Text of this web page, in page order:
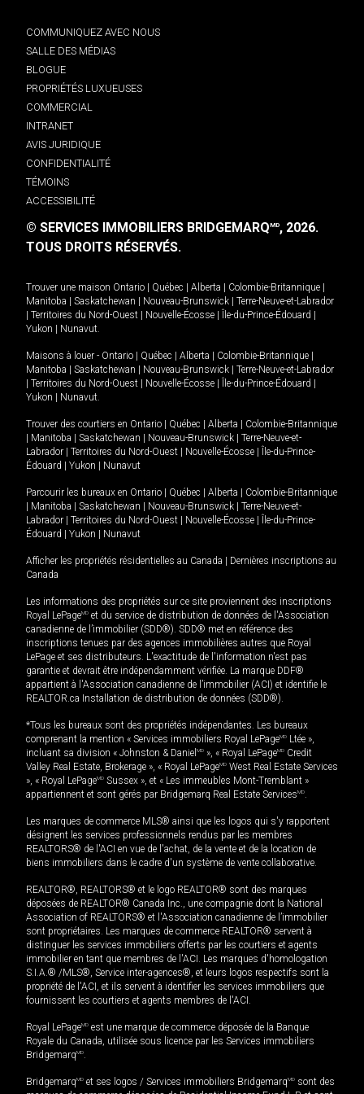
COMMUNIQUEZ AVEC NOUS
SALLE DES MÉDIAS
BLOGUE
PROPRIÉTÉS LUXUEUSES
COMMERCIAL
INTRANET
AVIS JURIDIQUE
CONFIDENTIALITÉ
TÉMOINS
ACCESSIBILITÉ
© SERVICES IMMOBILIERS BRIDGEMARQMD, 2026.
TOUS DROITS RÉSERVÉS.
Trouver une maison Ontario Québec Alberta Colombie-Britannique
Manitoba
Saskatchewan Nouveau-Brunswick
Terre-Neuve-et-Labrador
Territoires du Nord-Ouest Nouvelle-Écosse Île-du-Prince-Édouard
Yukon
Nunavut.
Maisons à louer - Ontario Québec Alberta Colombie-Britannique
Manitoba
Saskatchewan Nouveau-Brunswick
Terre-Neuve-et-Labrador
Territoires du Nord-Ouest Nouvelle-Écosse Île-du-Prince-Édouard
Yukon
Nunavut.
Trouver des courtiers en Ontario Québec Alberta
Colombie-Britannique
Manitoba Saskatchewan Nouveau-Brunswick
Terre-Neuve-et-
Labrador
Territoires du Nord-Ouest Nouvelle-Écosse
Île-du-Prince-
Édouard
Yukon Nunavut
Parcourir les bureaux en Ontario Québec Alberta
Colombie-Britannique
Manitoba Saskatchewan Nouveau-Brunswick
Terre-Neuve-et-
Labrador
Territoires du Nord-Ouest Nouvelle-Écosse
Île-du-Prince-
Édouard
Yukon Nunavut
Afficher les propriétés résidentielles au Canada
Dernières inscriptions au
Canada
Les informations des propriétés sur ce site proviennent des inscriptions
Royal LePageMD et du service de distribution de données de l'Association
canadienne de l’immobilier (SDD®). SDD® met en référence des
inscriptions tenues par des agences immobilières autres que Royal
LePage et ses distributeurs. L'exactitude de l'information n'est pas
garantie et devrait être indépendamment vérifiée. La marque DDF®
appartient à l'Association canadienne de l’immobilier (ACI) et identifie le
REALTOR.ca Installation de distribution de données (SDD®).
*Tous les bureaux sont des propriétés indépendantes. Les bureaux
comprenant la mention « Services immobiliers Royal LePageMD Ltée »,
incluant sa division « Johnston & Daniel MD », « Royal LePageMD Credit
Valley Real Estate, Brokerage », « Royal LePageMD West Real Estate Services
», « Royal LePageMD Sussex », et « Les immeubles Mont-Tremblant »
appartiennent et sont gérés par Bridgemarq Real Estate ServicesMD.
Les marques de commerce MLS® ainsi que les logos qui s'y rapportent
désignent les services professionnels rendus par les membres
REALTORS® de l'ACI en vue de l'achat, de la vente et de la location de
biens immobiliers dans le cadre d'un système de vente collaborative.
REALTOR®, REALTORS® et le logo REALTOR® sont des marques
déposées de REALTOR® Canada Inc., une compagnie dont la National
Association of REALTORS® et l'Association canadienne de l’immobilier
sont propriétaires. Les marques de commerce REALTOR® servent à
distinguer les services immobiliers offerts par les courtiers et agents
immobilier en tant que membres de l'ACI. Les marques d'homologation
S.I.A.® /MLS®, Service inter-agences®, et leurs logos respectifs sont la
propriété de l'ACI, et ils servent à identifier les services immobiliers que
fournissent les courtiers et agents membres de l'ACI.
Royal LePageMD est une marque de commerce déposée de la Banque
Royale du Canada, utilisée sous licence par les Services immobiliers
BridgemarqMD.
BridgemarqMD et ses logos / Services immobiliers BridgemarqMD sont des